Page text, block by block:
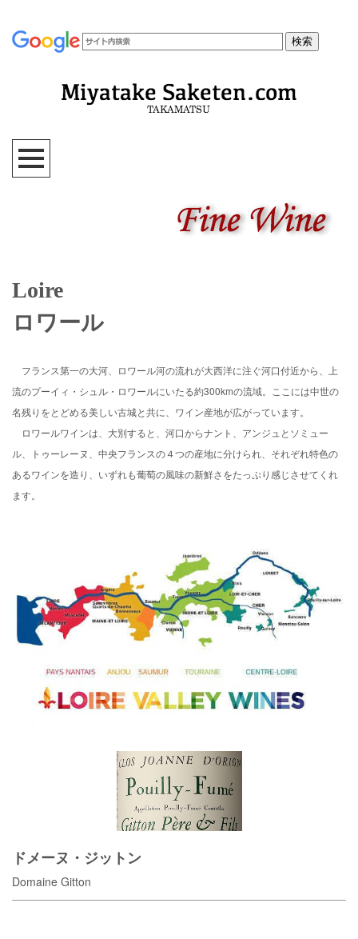
Loire
ロワール
フランス第一の大河、ロワール河の流れが大西洋に注ぐ河口付近から、上
流のプーイィ・シュル・ロワールにいたる約300kmの流域。ここには中世の
名残りをとどめる美しい古城と共に、ワイン産地が広がっています。
ロワールワインは、大別すると、河口からナント、アンジュとソミュー
ル、トゥーレーヌ、中央フランスの４つの産地に分けられ、それぞれ特色の
あるワインを造り、いずれも葡萄の風味の新鮮さをたっぷり感じさせてくれ
ます。
ドメーヌ・ジットン
Domaine Gitton